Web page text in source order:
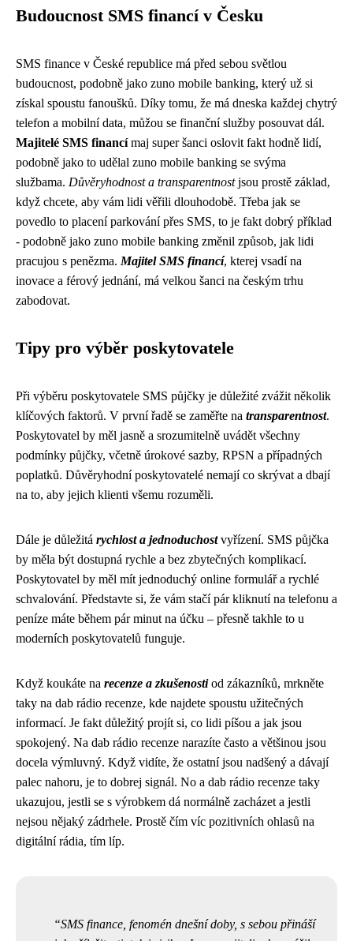
Budoucnost SMS financí v Česku
SMS finance v České republice má před sebou světlou
budoucnost, podobně jako zuno mobile banking, který už si
získal spoustu fanoušků. Díky tomu, že má dneska každej chytrý
telefon a mobilní data, můžou se finanční služby posouvat dál.
Majitelé SMS financímaj super šanci oslovit fakt hodně lidí,
podobně jako to udělal zuno mobile banking se svýma
službama. Důvěryhodnost a transparentnostjsou prostě základ,
když chcete, aby vám lidi věřili dlouhodobě. Třeba jak se
povedlo to placení parkování přes SMS, to je fakt dobrý příklad
- podobně jako zuno mobile banking změnil způsob, jak lidi
pracujou s penězma. Majitel SMS financí, kterej vsadí na
inovace a férový jednání, má velkou šanci na českým trhu
zabodovat.
Tipy pro výběr poskytovatele
Při výběru poskytovatele SMS půjčky je důležité zvážit několik
klíčových faktorů. V první řadě se zaměřte na transparentnost.
Poskytovatel by měl jasně a srozumitelně uvádět všechny
podmínky půjčky, včetně úrokové sazby, RPSN a případných
poplatků. Důvěryhodní poskytovatelé nemají co skrývat a dbají
na to, aby jejich klienti všemu rozuměli.
Dále je důležitá rychlost a jednoduchostvyřízení. SMS půjčka
by měla být dostupná rychle a bez zbytečných komplikací.
Poskytovatel by měl mít jednoduchý online formulář a rychlé
schvalování. Představte si, že vám stačí pár kliknutí na telefonu a
peníze máte během pár minut na účku – přesně takhle to u
moderních poskytovatelů funguje.
Když koukáte na recenze a zkušenostiod zákazníků, mrkněte
taky na dab rádio recenze, kde najdete spoustu užitečných
informací. Je fakt důležitý projít si, co lidi píšou a jak jsou
spokojený. Na dab rádio recenze narazíte často a většinou jsou
docela výmluvný. Když vidíte, že ostatní jsou nadšený a dávají
palec nahoru, je to dobrej signál. No a dab rádio recenze taky
ukazujou, jestli se s výrobkem dá normálně zacházet a jestli
nejsou nějaký zádrhele. Prostě čím víc pozitivních ohlasů na
digitální rádia, tím líp.
SMS finance, fenomén dnešní doby, s sebou přináší